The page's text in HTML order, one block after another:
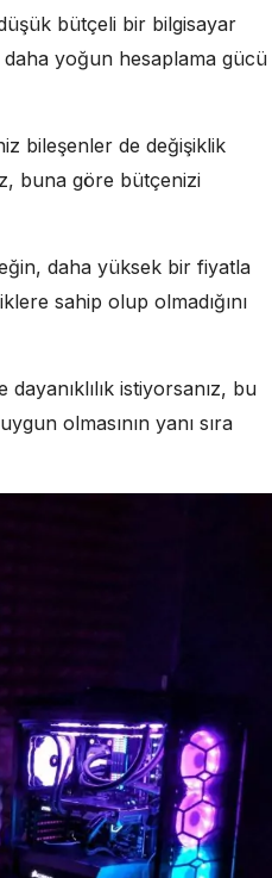
bütçeli bir bilgisayar
yoğun hesaplama gücü
bileşenler de değişiklik
buna göre bütçenizi
daha yüksek bir fiyatla
sahip olup olmadığını
istiyorsanız, bu
olmasının yanı sıra